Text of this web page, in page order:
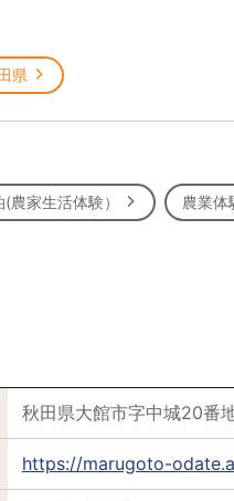
県
(農家生活体験） 農業体
秋田県大館市字中城20番
https://marugoto-